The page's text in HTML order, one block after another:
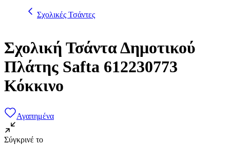
Σχολικές Τσάντες
Σχολική Τσάντα Δημοτικού
Πλάτης Safta 612230773
Κόκκινο
Αγαπημένα
Σύγκρινέ το